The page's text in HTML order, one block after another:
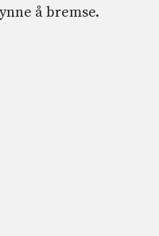
å bremse.